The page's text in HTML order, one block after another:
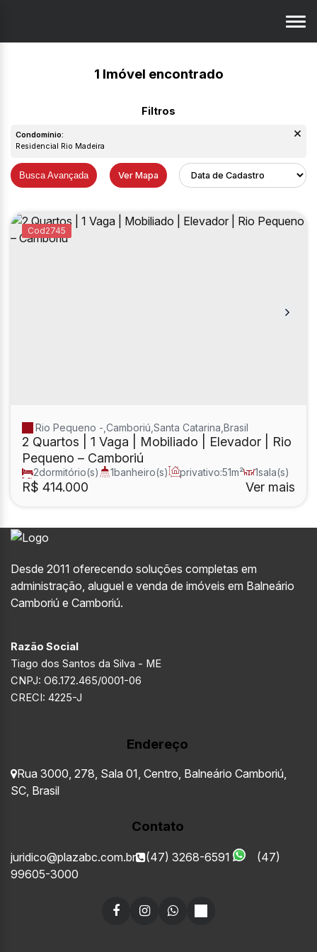
1 Imóvel encontrado
Condomínio:
Residencial Rio Madeira
Busca Avançada Ver Mapa
2745
2 Quartos | 1 Vaga | Mobiliado | Elevador | Rio
Pequeno – Camboriú
R$ 414.000
Rio Pequeno Camboriú Santa Catarina Brasil
2dormitório(s) 1banheiro(s) privativo:51m² 1sala(s)
total:78m² Ver mais
Desde 2011 oferecendo soluções completas em
administração, aluguel e venda de imóveis em Balneário
Camboriú e Camboriú.
Razão Social
Tiago dos Santos da Silva - ME
CNPJ: O6.172.465/0001-06
CRECI: 4225-J
Endereço
Rua 3000 278 Sala 01 Centro Balneário Camboriú
SC Brasil
Contato
juridico@plazabc.com.br (47) 3268-6591
(47)
99605-3000